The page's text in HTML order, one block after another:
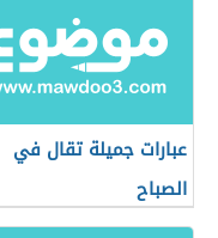
عبارات جميلة تقال في
الصباح